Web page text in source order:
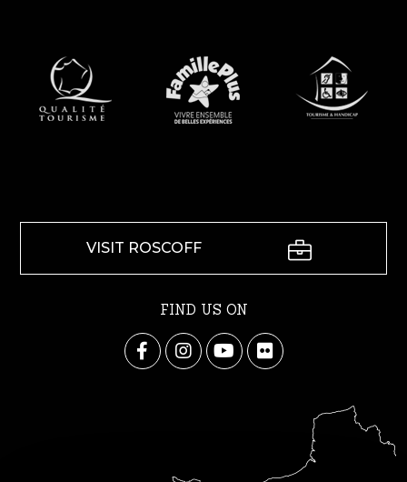
VISIT ROSCOFF
FIND US ON